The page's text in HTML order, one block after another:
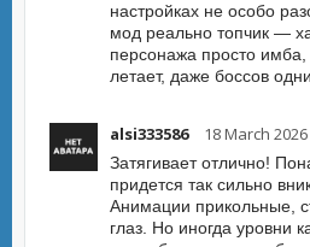
настройках не особо
мод реально топчик —
персонажа просто
летает, даже боссов
alsi333586 18 March
Затягивает отлично!
придется так сильно
Анимации прикольные,
глаз. Но иногда уровни